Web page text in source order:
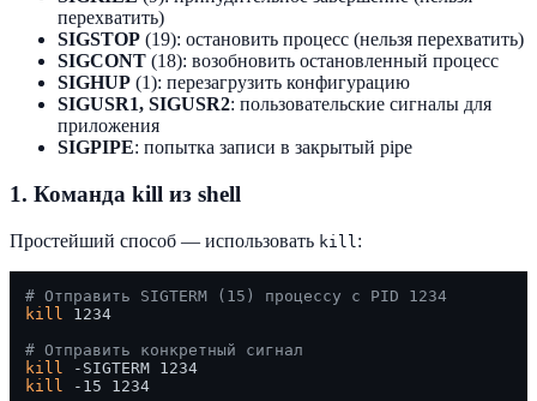
перехватить)
SIGSTOP (19): остановить процесс (нельзя перехватить)
SIGCONT (18): возобновить остановленный процесс
SIGHUP (1): перезагрузить конфигурацию
SIGUSR1, SIGUSR2: пользовательские сигналы для
приложения
SIGPIPE: попытка записи в закрытый pipe
1. Команда kill из shell
Простейший способ — использовать kill :
# Отправить SIGTERM (15) процессу с PID 1234
kill
1234
# Отправить конкретный сигнал
kill
kill
-15 1234